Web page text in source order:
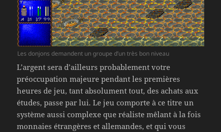
Les donjons demandent un groupe d’un très bon niveau
L’argent sera d’ailleurs probablement votre
préoccupation majeure pendant les premières
heures de jeu, tant absolument tout, des achats aux
études, passe par lui. Le jeu comporte à ce titre un
système aussi complexe que réaliste mêlant à la fois
monnaies étrangères et allemandes, et qui vous